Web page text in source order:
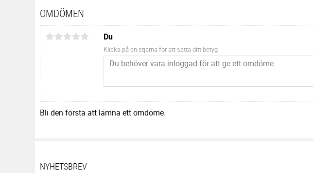
OMDÖMEN
Du
Klicka på en stjärna för att sätta ditt betyg
Bli den första att lämna ett omdöme.
NYHETSBREV